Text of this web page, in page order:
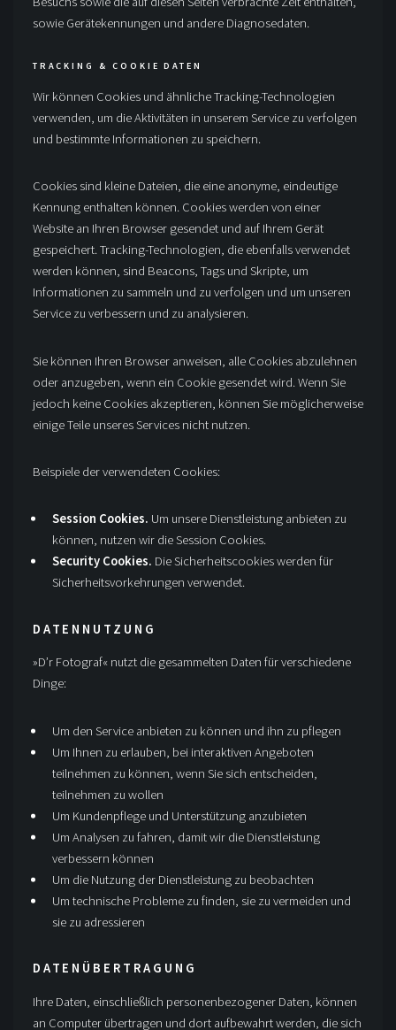
sowie Gerätekennungen und andere Diagnosedaten.
TRACKING & COOKIE DATEN
Wir können Cookies und ähnliche Tracking-Technologien
verwenden, um die Aktivitäten in unserem Service zu verfolgen
und bestimmte Informationen zu speichern.
Cookies sind kleine Dateien, die eine anonyme, eindeutige
Kennung enthalten können. Cookies werden von einer
Website an Ihren Browser gesendet und auf Ihrem Gerät
gespeichert. Tracking-Technologien, die ebenfalls verwendet
werden können, sind Beacons, Tags und Skripte, um
Informationen zu sammeln und zu verfolgen und um unseren
Service zu verbessern und zu analysieren.
Sie können Ihren Browser anweisen, alle Cookies abzulehnen
oder anzugeben, wenn ein Cookie gesendet wird. Wenn Sie
jedoch keine Cookies akzeptieren, können Sie möglicherweise
einige Teile unseres Services nicht nutzen.
Beispiele der verwendeten Cookies:
Session Cookies. Um unsere Dienstleistung anbieten zu
können, nutzen wir die Session Cookies.
Security Cookies. Die Sicherheitscookies werden für
Sicherheitsvorkehrungen verwendet.
DATENNUTZUNG
»D’r Fotograf« nutzt die gesammelten Daten für verschiedene
Dinge:
Um den Service anbieten zu können und ihn zu pflegen
Um Ihnen zu erlauben, bei interaktiven Angeboten
teilnehmen zu können, wenn Sie sich entscheiden,
teilnehmen zu wollen
Um Kundenpflege und Unterstützung anzubieten
Um Analysen zu fahren, damit wir die Dienstleistung
verbessern können
Um die Nutzung der Dienstleistung zu beobachten
Um technische Probleme zu finden, sie zu vermeiden und
sie zu adressieren
DATENÜBERTRAGUNG
Ihre Daten, einschließlich personenbezogener Daten, können
an Computer übertragen und dort aufbewahrt werden, die sich